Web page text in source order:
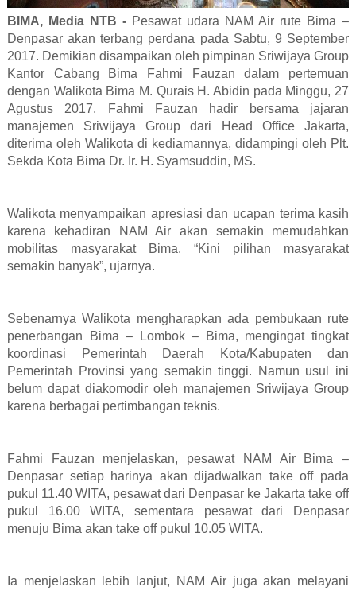
BIMA, Media NTB -Pesawat udara NAM Air rute Bima –
Denpasar akan terbang perdana pada Sabtu, 9 September
2017. Demikian disampaikan oleh pimpinan Sriwijaya Group
Kantor Cabang Bima Fahmi Fauzan dalam pertemuan
dengan Walikota Bima M. Qurais H. Abidin pada Minggu, 27
Agustus 2017. Fahmi Fauzan hadir bersama jajaran
manajemen Sriwijaya Group dari Head Office Jakarta,
diterima oleh Walikota di kediamannya, didampingi oleh Plt.
Sekda Kota Bima Dr. Ir. H. Syamsuddin, MS.
Walikota menyampaikan apresiasi dan ucapan terima kasih
karena kehadiran NAM Air akan semakin memudahkan
mobilitas masyarakat Bima. “Kini pilihan masyarakat
semakin banyak”, ujarnya.
Sebenarnya Walikota mengharapkan ada pembukaan rute
penerbangan Bima – Lombok – Bima, mengingat tingkat
koordinasi Pemerintah Daerah Kota/Kabupaten dan
Pemerintah Provinsi yang semakin tinggi. Namun usul ini
belum dapat diakomodir oleh manajemen Sriwijaya Group
karena berbagai pertimbangan teknis.
Fahmi Fauzan menjelaskan, pesawat NAM Air Bima –
Denpasar setiap harinya akan dijadwalkan take off pada
pukul 11.40 WITA, pesawat dari Denpasar ke Jakarta take off
pukul 16.00 WITA, sementara pesawat dari Denpasar
menuju Bima akan take off pukul 10.05 WITA.
Ia menjelaskan lebih lanjut, NAM Air juga akan melayani